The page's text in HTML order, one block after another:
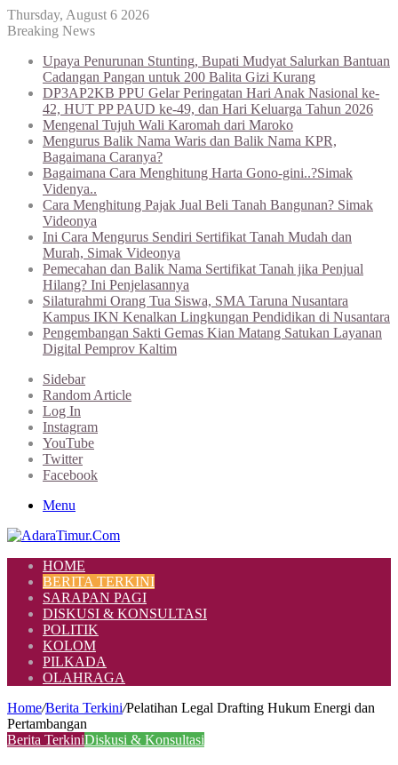
Thursday, August 6 2026
Breaking News
Upaya Penurunan Stunting, Bupati Mudyat Salurkan Bantuan
Cadangan Pangan untuk 200 Balita Gizi Kurang
DP3AP2KB PPU Gelar Peringatan Hari Anak Nasional ke-
42, HUT PP PAUD ke-49, dan Hari Keluarga Tahun 2026
Mengenal Tujuh Wali Karomah dari Maroko
Mengurus Balik Nama Waris dan Balik Nama KPR,
Bagaimana Caranya?
Bagaimana Cara Menghitung Harta Gono-gini..?Simak
Videnya..
Cara Menghitung Pajak Jual Beli Tanah Bangunan? Simak
Videonya
Ini Cara Mengurus Sendiri Sertifikat Tanah Mudah dan
Murah, Simak Videonya
Pemecahan dan Balik Nama Sertifikat Tanah jika Penjual
Hilang? Ini Penjelasannya
Silaturahmi Orang Tua Siswa, SMA Taruna Nusantara
Kampus IKN Kenalkan Lingkungan Pendidikan di Nusantara
Pengembangan Sakti Gemas Kian Matang Satukan Layanan
Digital Pemprov Kaltim
Sidebar
Random Article
Log In
Instagram
YouTube
Twitter
Facebook
Menu
HOME
BERITA TERKINI
SARAPAN PAGI
DISKUSI & KONSULTASI
POLITIK
KOLOM
PILKADA
OLAHRAGA
Home/Berita Terkini/Pelatihan Legal Drafting Hukum Energi dan
Pertambangan
Berita TerkiniDiskusi & Konsultasi